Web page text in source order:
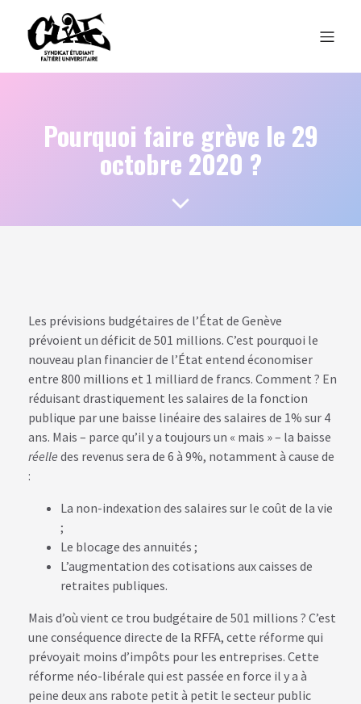
Pourquoi faire grève le 29
octobre 2020 ?
Les prévisions budgétaires de l’État de Genève
prévoient un déficit de 501 millions. C’est pourquoi le
nouveau plan financier de l’État entend économiser
entre 800 millions et 1 milliard de francs. Comment ? En
réduisant drastiquement les salaires de la fonction
publique par une baisse linéaire des salaires de 1% sur 4
ans. Mais – parce qu’il y a toujours un « mais » – la baisse
réelle des revenus sera de 6 à 9%, notamment à cause de
:
La non-indexation des salaires sur le coût de la vie
;
Le blocage des annuités ;
L’augmentation des cotisations aux caisses de
retraites publiques.
Mais d’où vient ce trou budgétaire de 501 millions ? C’est
une conséquence directe de la RFFA, cette réforme qui
prévoyait moins d’impôts pour les entreprises. Cette
réforme néo-libérale qui est passée en force il y a à
peine deux ans rabote petit à petit le secteur public